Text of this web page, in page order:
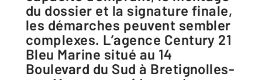
du dossier et la signature finale,
les démarches peuvent sembler
complexes. L’agence Century 21
Bleu Marine situé au 14
Boulevard du Sud à Bretignolles-